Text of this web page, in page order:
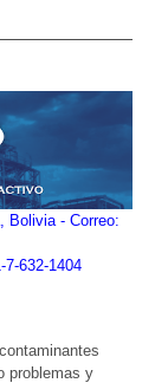
Bolivia - Correo:
7-632-1404
problemas y